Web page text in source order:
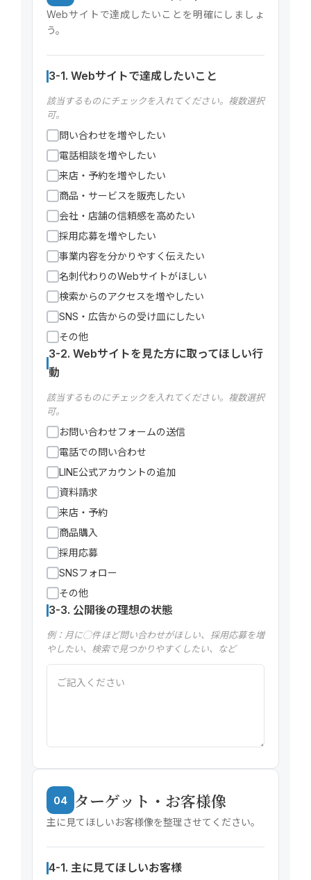
Webサイトで達成したいことを明確にしましょ
う。
3-1. Webサイトで達成したいこと
該当するものにチェックを入れてください。複数選択
可。
問い合わせを増やしたい
電話相談を増やしたい
来店・予約を増やしたい
商品・サービスを販売したい
会社・店舗の信頼感を高めたい
採用応募を増やしたい
事業内容を分かりやすく伝えたい
名刺代わりのWebサイトがほしい
検索からのアクセスを増やしたい
SNS・広告からの受け皿にしたい
その他
3-2. Webサイトを見た方に取ってほしい行
動
該当するものにチェックを入れてください。複数選択
可。
お問い合わせフォームの送信
電話での問い合わせ
LINE公式アカウントの追加
資料請求
来店・予約
商品購入
採用応募
SNSフォロー
その他
3-3. 公開後の理想の状態
例：月に◯件ほど問い合わせがほしい、採用応募を増
やしたい、検索で見つかりやすくしたい、など
04 ターゲット・お客様像
主に見てほしいお客様像を整理させてください。
4-1. 主に見てほしいお客様